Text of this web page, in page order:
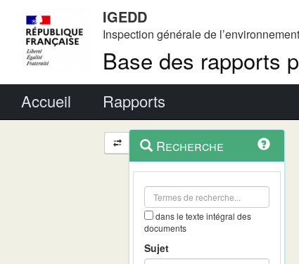
IGEDD
Inspection générale de
Base des rapports
Accueil Rapports
Navigation
et
outils
contextuel
Recherche
dans le texte intégral des
documents
Sujet